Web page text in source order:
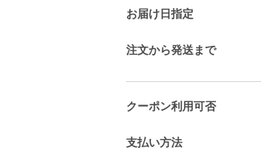
お届け日指定
注文から発送まで
クーポン利用可否
支払い方法